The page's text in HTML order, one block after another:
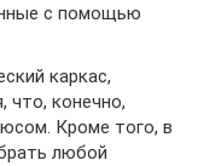
с помощью
каркас,
что, конечно,
Кроме того, в
любой